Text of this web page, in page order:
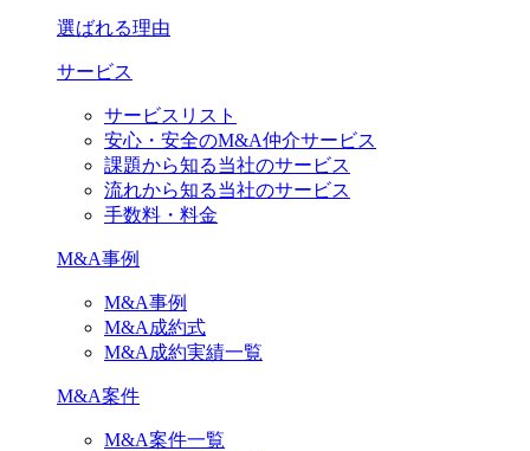
選ばれる理由
サービス
サービスリスト
安心・安全のM&A仲介サービス
課題から知る当社のサービス
流れから知る当社のサービス
手数料・料金
M&A事例
M&A事例
M&A成約式
M&A成約実績一覧
M&A案件
M&A案件一覧